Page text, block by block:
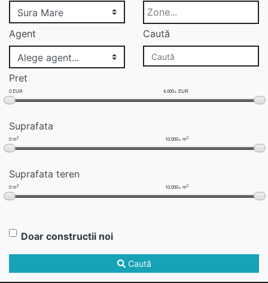
Agent Caută
Pret
0 EUR 4.000+ EUR
Suprafata
0 m2 10.000+ m2
Suprafata teren
0 m2 10.000+ m2
Doar constructii noi
Caută